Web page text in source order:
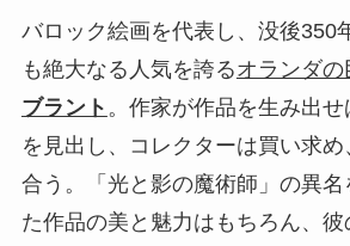
バロック絵画を代表し、没後350
も絶大なる人気を誇るオランダの
ブラント 。作家が作品を生み出
を見出し、コレクターは買い求
合う。「光と影の魔術師」の異名
た作品の美と魅力はもちろん、彼